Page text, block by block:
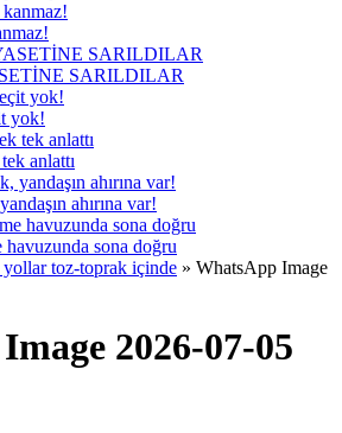
SARILDILAR
yok!
anlattı
ahırına var!
havuzunda sona doğru
yollar toz-toprak içinde » WhatsApp Image
2026-07-05